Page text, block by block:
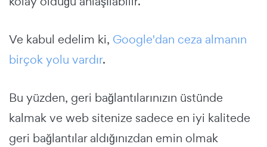
Ve kabul edelim ki, Google'dan ceza almanın
birçok yolu vardır.
Bu yüzden, geri bağlantılarınızın üstünde
kalmak ve web sitenize sadece en iyi kalitede
geri bağlantılar aldığınızdan emin olmak